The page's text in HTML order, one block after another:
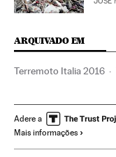
ARQUIVADO EM
Terremoto Italia 2016
Acontecimentos
Adere a
Mais informações